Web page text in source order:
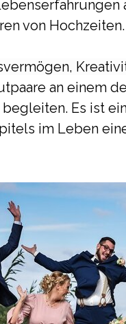
von Hochzeiten.
an einem
Es ist
im Leben